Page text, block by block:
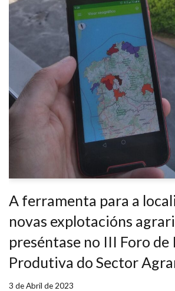
A ferramenta para a
novas explotacións
preséntase no III Foro
Produtiva do Sector
3 de Abril de 2023